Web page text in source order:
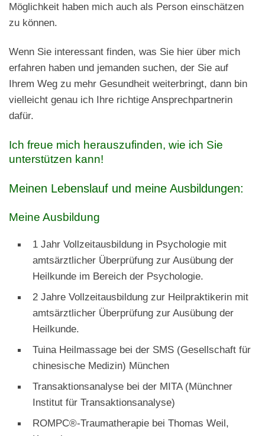
Möglichkeit haben mich auch als Person einschätzen
zu können.
Wenn Sie interessant finden, was Sie hier über mich
erfahren haben und jemanden suchen, der Sie auf
Ihrem Weg zu mehr Gesundheit weiterbringt, dann bin
vielleicht genau ich Ihre richtige Ansprechpartnerin
dafür.
Ich freue mich herauszufinden, wie ich Sie
unterstützen kann!
Meinen Lebenslauf und meine Ausbildungen:
Meine Ausbildung
1 Jahr Vollzeitausbildung in Psychologie mit
amtsärztlicher Überprüfung zur Ausübung der
Heilkunde im Bereich der Psychologie.
2 Jahre Vollzeitausbildung zur Heilpraktikerin mit
amtsärztlicher Überprüfung zur Ausübung der
Heilkunde.
Tuina Heilmassage bei der SMS (Gesellschaft für
chinesische Medizin) München
Transaktionsanalyse bei der MITA (Münchner
Institut für Transaktionsanalyse)
ROMPC®-Traumatherapie bei Thomas Weil,